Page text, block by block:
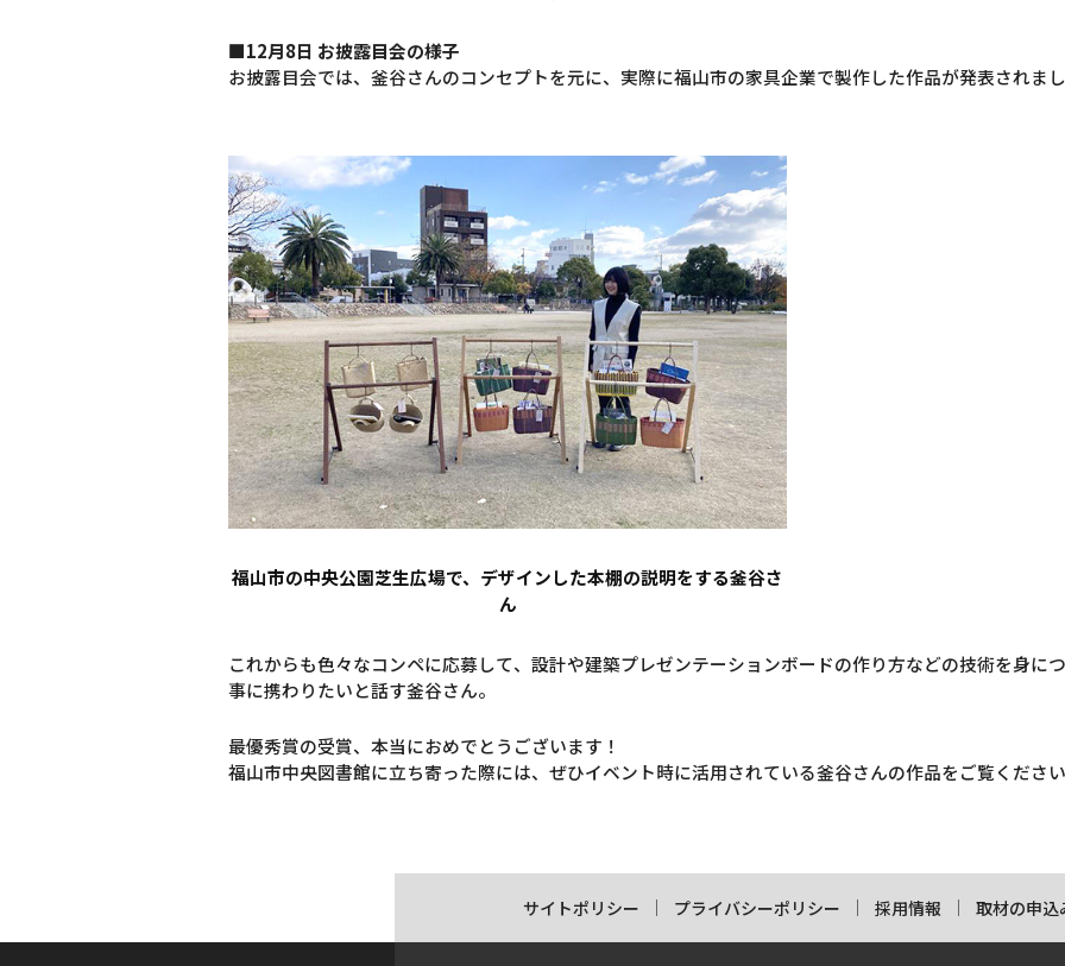
■12月8日 お披露目会の様子
お披露目会では、釜谷さんのコンセプトを元に、実際に福山市の家具企業で製作した作品が発表されま
福山市の中央公園芝生広場で、デザインした本棚の説明をする釜谷さ
ん
これからも色々なコンペに応募して、設計や建築プレゼンテーションボードの作り方などの技術を身に
事に携わりたいと話す釜谷さん。
最優秀賞の受賞、本当におめでとうございます！
福山市中央図書館に立ち寄った際には、ぜひイベント時に活用されている釜谷さんの作品をご覧くださ
サイトポリシー プライバシーポリシー 採用情報 取材の申込